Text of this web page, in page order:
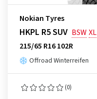
Nokian Tyres
HKPL R5 SUV BSWXL
215/65 R16 102R
Offroad Winterreifen
(0)